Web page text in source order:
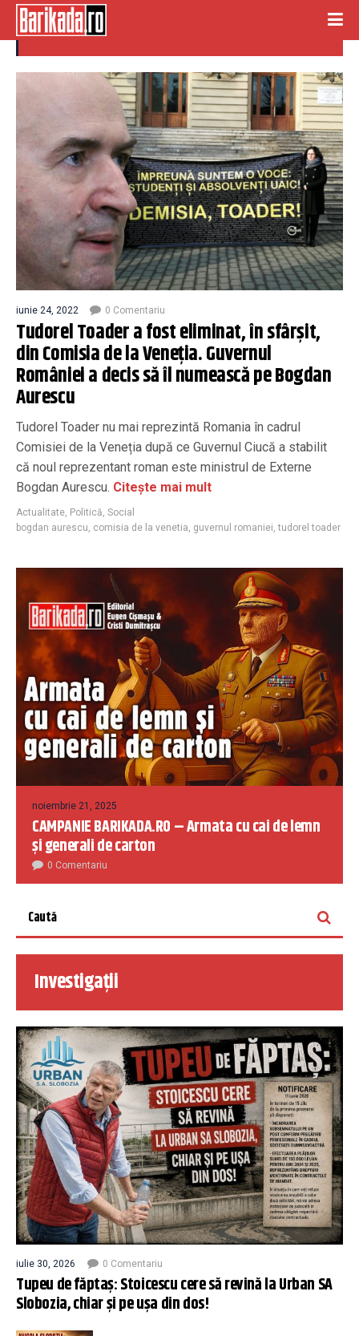
comisia de la venetia
iunie 24, 2022 0 Comentariu
Tudorel Toader a fost eliminat, în sfârșit,
din Comisia de la Veneția. Guvernul
României a decis să îl numească pe Bogdan
Aurescu
Tudorel Toader nu mai reprezintă Romania în cadrul
Comisiei de la Veneția după ce Guvernul Ciucă a stabilit
că noul reprezentant roman este ministrul de Externe
Bogdan Aurescu. Citește mai mult
Actualitate, Politică, Social
bogdan aurescu, comisia de la venetia, guvernul romaniei,tudorel toader
noiembrie 21, 2025
CAMPANIE BARIKADA.RO – Armata cu cai de lemn
și generali de carton
0 Comentariu
Investigații
iulie 30, 2026 0 Comentariu
Tupeu de făptaș: Stoicescu cere să revină la Urban SA
Slobozia, chiar și pe ușa din dos!